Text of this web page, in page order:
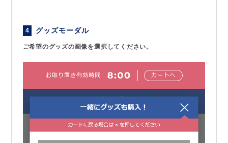
4 グッズモーダル
ご希望のグッズの画像を選択してください。